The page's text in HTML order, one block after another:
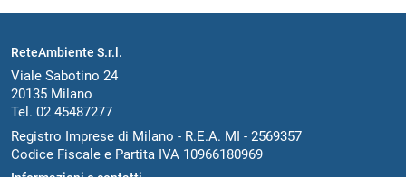
ReteAmbiente S.r.l.
Viale Sabotino 24
20135 Milano
Tel. 02 45487277
Registro Imprese di Milano - R.E.A. MI - 2569357
Codice Fiscale e Partita IVA 10966180969